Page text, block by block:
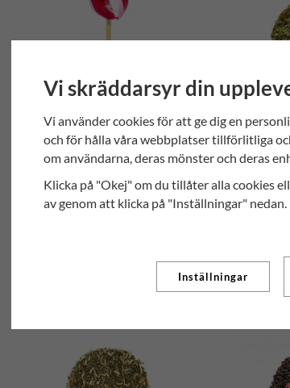
Himmelsk Jordgubb
15 kr
Grekiskt
Vi skräddarsyr din
Vi använder cookies för att ge dig en
och för hålla våra webbplatser tillförlitliga
om användarna, deras mönster och deras
Klicka på "Okej" om du tillåter alla cookies
av genom att klicka på "Inställningar" nedan.
Inställningar